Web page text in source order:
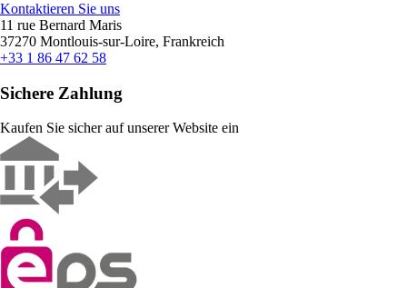
Kontaktieren Sie uns
11 rue Bernard Maris
37270 Montlouis-sur-Loire, Frankreich
+33 1 86 47 62 58
Sichere Zahlung
Kaufen Sie sicher auf unserer Website ein